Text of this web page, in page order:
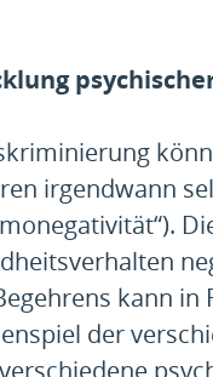
irgendwann
kann in
der